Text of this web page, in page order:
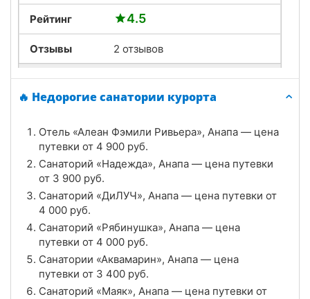
Рейтинг 4.5
Отзывы 2 отзывов
Санаторий «ДиЛУЧ», Анапа
Цена в сутки 4 000 руб.
Рейтинг 4.7
Отзывы 6 отзывов
Санаторий «Рябинушка», Анапа
Цена в сутки от4 000руб.
Рейтинг 4.7
Отзывы 3 отзывов
🔥 Недорогие санатории курорта
Отель «Алеан Фэмили Ривьера», Анапа — цена
путевки от 4 900 руб.
Санаторий «Надежда», Анапа — цена путевки
от 3 900 руб.
Санаторий «ДиЛУЧ», Анапа — цена путевки от
4 000 руб.
Санаторий «Рябинушка», Анапа — цена
путевки от 4 000 руб.
Санатории «Аквамарин», Анапа — цена
путевки от 3 400 руб.
Санаторий «Маяк», Анапа — цена путевки от